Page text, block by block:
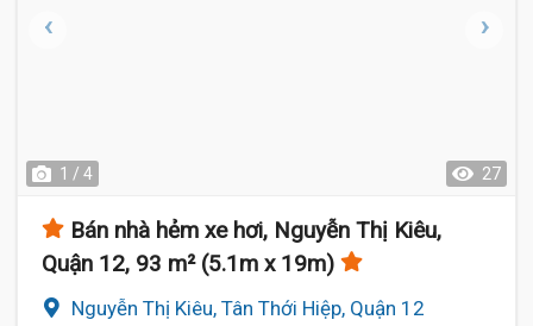
1 / 4 27
Bán nhà hẻm xe hơi, Nguyễn Thị Kiêu,
Quận 12, 93 m² (5.1m x 19m)
Nguyễn Thị Kiêu, Tân Thới Hiệp, Quận 12